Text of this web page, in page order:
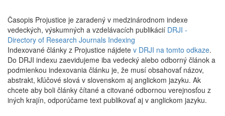
Časopis Projustice je zaradený v medzinárodnom indexe
vedeckých, výskumných a vzdelávacích publikácií DRJI -
Directory of Research Journals Indexing
Indexované články z Projustice nájdete v DRJI na tomto odkaze.
Do DRJI indexu zaevidujeme iba vedecký alebo odborný článok a
podmienkou indexovania článku je, že musí obsahovať názov,
abstrakt, kľúčové slová v slovenskom aj anglickom jazyku. Ak
chcete aby boli články čítané a citované odbornou verejnosťou z
iných krajín, odporúčame text publikovať aj v anglickom jazyku.